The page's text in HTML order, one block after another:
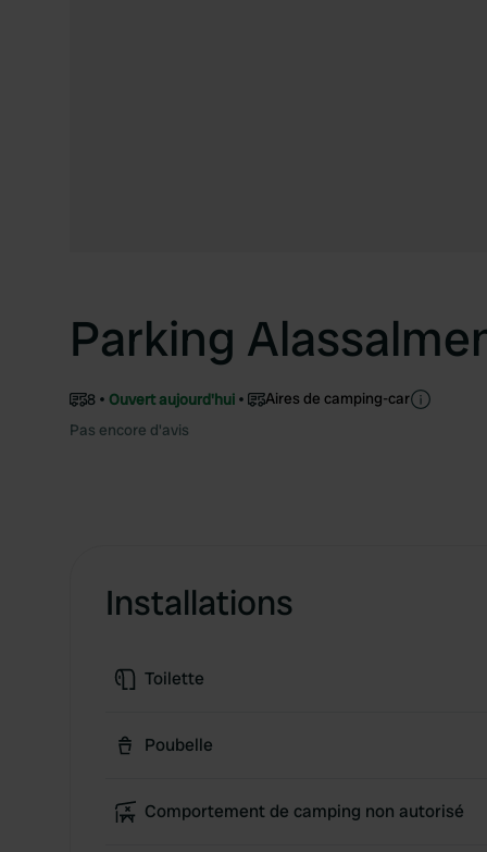
Parking
8 Ouvert aujourd'hui
Aires de camping-car
Pas encore d'avis
Installations
Toilette
Poubelle
Comportement de camping non autorisé